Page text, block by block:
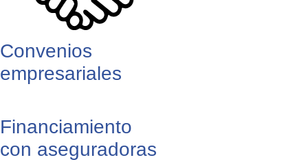
Convenios
empresariales
Financiamiento
con aseguradoras